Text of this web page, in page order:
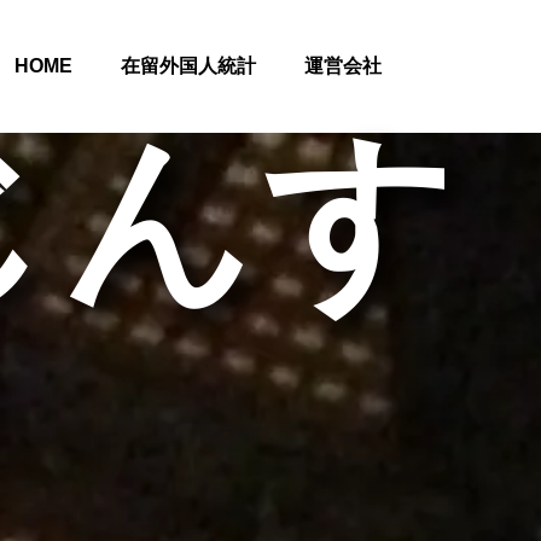
HOME 在留外国人統計 運営会社
す